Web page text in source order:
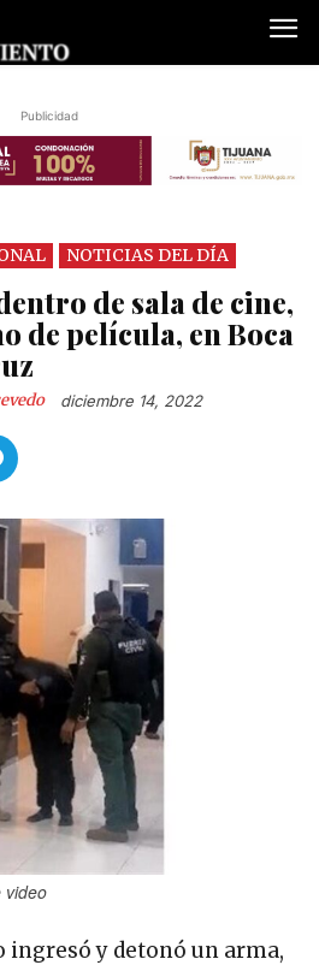
Publicidad
NOTICIAS DEL DÍA
de sala de cine,
de película, en Boca
diciembre 14, 2022
video
ingresó y detonó un arma,